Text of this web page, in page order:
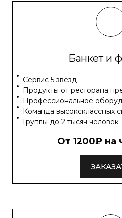
Банкет и
Сервис 5 звезд
Продукты от ресторана
Профессиональное
Команда высококлассных
Группы до 2 тысяч человек
От 1200₽ на